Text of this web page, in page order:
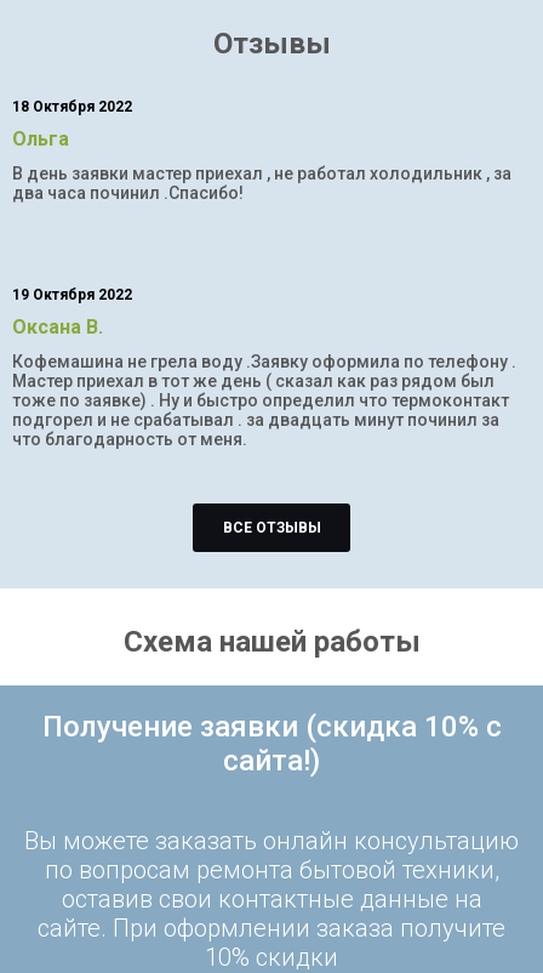
Отзывы
18 Октября 2022
Ольга
В день заявки мастер приехал , не работал холодильник , за
два часа починил .Спасибо!
19 Октября 2022
Оксана В.
Кофемашина не грела воду .Заявку оформила по телефону .
Мастер приехал в тот же день ( сказал как раз рядом был
тоже по заявке) . Ну и быстро определил что термоконтакт
подгорел и не срабатывал . за двадцать минут починил за
что благодарность от меня.
ВСЕ ОТЗЫВЫ
Схема нашей работы
Получение заявки (скидка 10% с
сайта!)
Вы можете заказать онлайн консультацию
по вопросам ремонта бытовой техники,
оставив свои контактные данные на
сайте. При оформлении заказа получите
10% скидки